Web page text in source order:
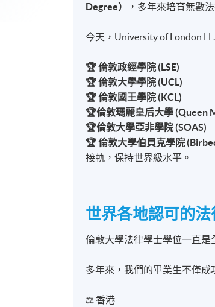
Degree）
，多年來培育無數
今天，University of London
🏆 倫敦政經學院 (LSE)
🏆 倫敦大學學院 (UCL)
🏆 倫敦國王學院 (KCL)
🏆倫敦瑪麗皇后大學 (Queen
🏆倫敦大學亞非學院 (SOAS)
🏆 倫敦大學伯貝克學院
接軌，保持世界級水平。
世界各地認可的法
倫敦大學法律學士學位一直是
多年來，我們的畢業生不僅成
⚖️ 香港